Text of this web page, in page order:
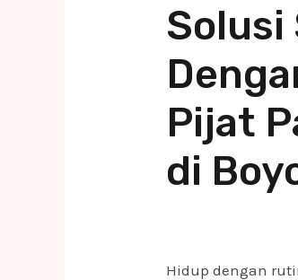
Solusi
Pijat
di
Hidup dengan